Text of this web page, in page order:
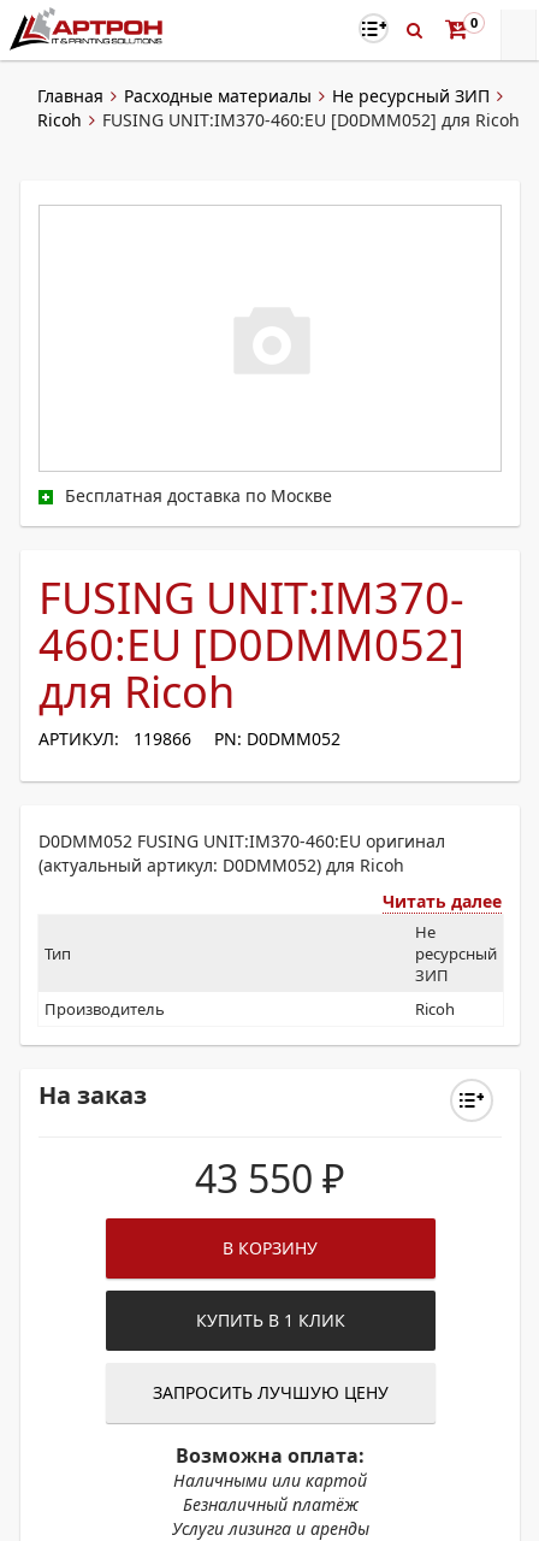
0
Главная Расходные материалы
Не ресурсный ЗИП
Ricoh
FUSING UNIT:IM370-460:EU [D0DMM052] для Ricoh
Бесплатная доставка по Москве
FUSING UNIT:IM370-
460:EU [D0DMM052]
для Ricoh
АРТИКУЛ: 119866 PN: D0DMM052
D0DMM052 FUSING UNIT:IM370-460:EU оригинал
(актуальный артикул: D0DMM052) для Ricoh
Читать далее
Тип
Не
ресурсный
ЗИП
Производитель
Ricoh
На заказ
43 550 ₽
В КОРЗИНУ
КУПИТЬ В 1 КЛИК
ЗАПРОСИТЬ ЛУЧШУЮ ЦЕНУ
Возможна оплата:
Наличными или картой
Безналичный платёж
Услуги лизинга и аренды